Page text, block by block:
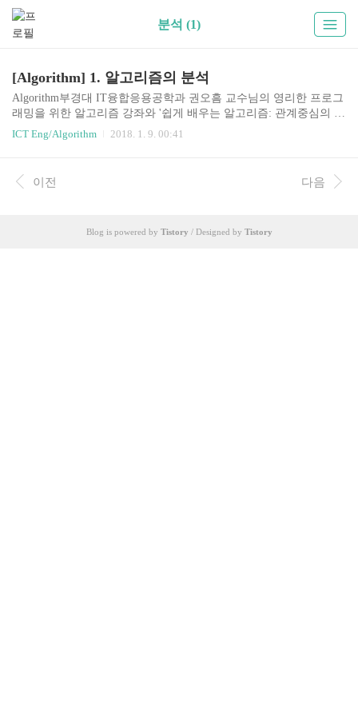
분석 (1)
[Algorithm] 1. 알고리즘의 분석
Algorithm부경대 IT융합응용공학과 권오흠 교수님의 영리한 프로그
래밍을 위한 알고리즘 강좌와 '쉽게 배우는 알고리즘: 관계중심의 사
고법 - 문병로'등을 통한 알고리즘 학습 강좌 링크1. 알고리즘의 분
석알고리즘의 자원(resource) 사용량을 분석자원이란 실행시간, 메모
잡도실행시간은 실행환경에 따라 달라짐하드웨어, 운영체제, 언어,
컴파일러 등실행시간을 측정하는 대신 연산의 실행 횟수를 카운트
복잡도(worst-case analysis)평균 시간복잡도(average-case analysis) 점
ICT Eng/Algorithm 2018. 1. 9. 00:41
이전 다음
Blog is powered by Tistory / Designed by Tistory